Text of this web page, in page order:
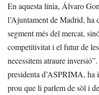
En aquesta línia, Álvaro
l’Ajuntament de Madrid, ha
segment més del mercat,
competitivitat i el futur de
necessitem atraure
presidenta d’ASPRIMA, ha
prou que li parlem de sòl i